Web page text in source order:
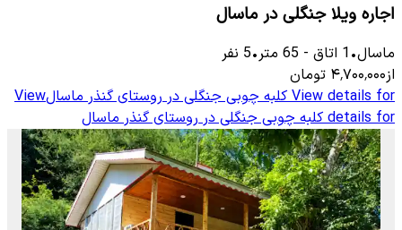
اجاره ویلا جنگلی در ماسال
ماسال•
1 اتاق -
65 متر•
5 نفر
از۴٬۷۰۰٬۰۰۰ تومان
View details for کلبه چوبی جنگلی در روستای گنذر ماسالView
details for کلبه چوبی جنگلی در روستای گنذر ماسال